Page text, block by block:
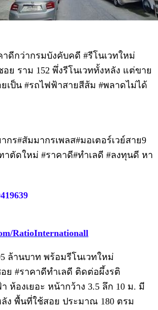
ดีกว่ากรมบังคับคดี #รีโนเวทใหม่
ย ราม 152 พึ่งรีโนเวททั้งหลัง แต่ขาย
เป็น #รถไฟฟ้าสายสีส้ม #พลาดไม่ได้
กร#สัมมากรเพลส#มอเตอร์เวย์สาย9
าตัดใหม่ #ราคาดี#ทำเลดี #ลงทุนดี หา
RatioInternationall
ล้านบาท พร้อมรีโนเวทใหม่
ย #ราคาดีทำเลดี ติดต่อผึ้งรติ
ห้องเยอะ หน้ากว้าง 3.5 ลึก 10 ม. มี
ง พื้นที่ใช้สอย ประมาณ 180 ตรม